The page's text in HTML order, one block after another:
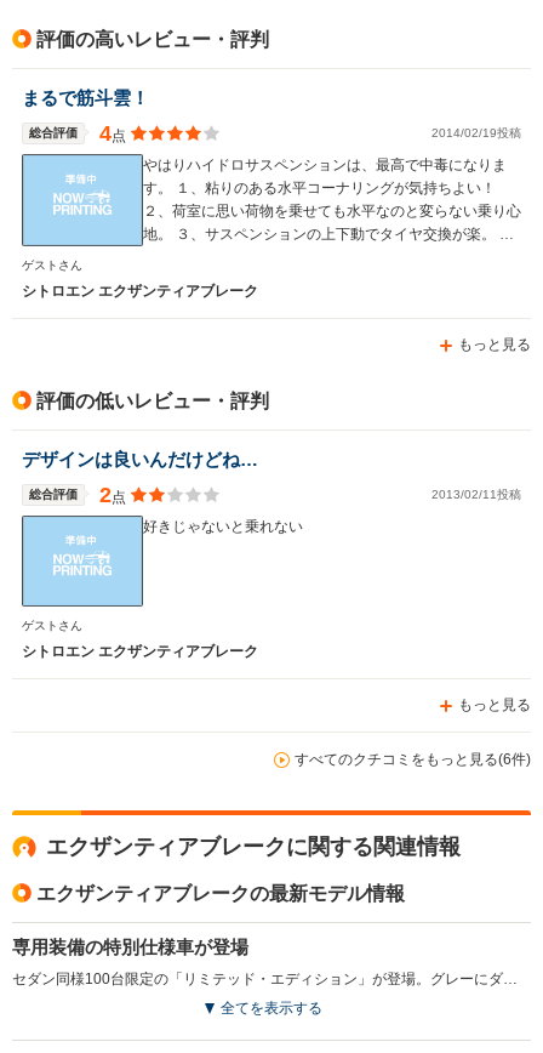
評価の高いレビュー・評判
まるで筋斗雲！
総合評価 4点 2014/02/19投稿
やはりハイドロサスペンションは、最高で中毒になりま
す。 １、粘りのある水平コーナリングが気持ちよい！
２、荷室に思い荷物を乗せても水平なのと変らない乗り心
地。 ３、サスペンションの上下動でタイヤ交換が楽。 走
ゲストさん
シトロエン エクザンティアブレーク
もっと見る
評価の低いレビュー・評判
デザインは良いんだけどね…
総合評価 2点 2013/02/11投稿
好きじゃないと乗れない
ゲストさん
シトロエン エクザンティアブレーク
もっと見る
すべてのクチコミをもっと見る(6件)
エクザンティアブレークに関する関連情報
エクザンティアブレークの最新モデル情報
専用装備の特別仕様車が登場
全てを表示する